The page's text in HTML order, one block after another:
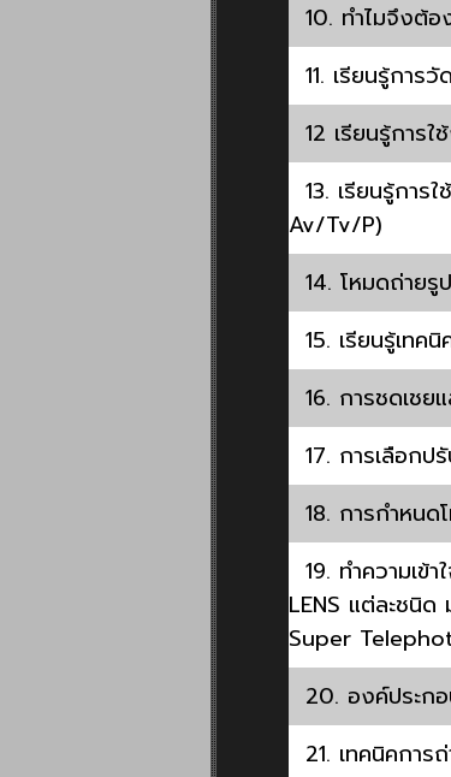
10. ทำไมจึงต้
11. เรียนรู้การ
12 เรียนรู้การ
13. เรียนรู้กา
Av/Tv/P)
14. โหมดถ่าย
15. เรียนรู้เทค
16. การชดเชย
17. การเลือก
18. การกำหนด
19. ทำความเข้
LENS แต่ละชนิ
Super
20. องค์ประก
21. เทคนิคการ